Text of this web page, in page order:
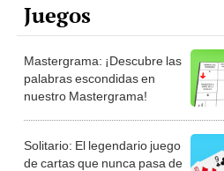
Juegos
Mastergrama: ¡Descubre las
palabras escondidas en
nuestro Mastergrama!
Solitario: El legendario juego
de cartas que nunca pasa de